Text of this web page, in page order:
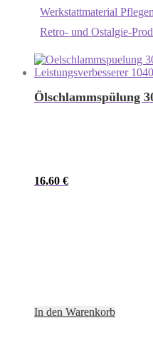
Werkstattmaterial
Retro- und Ostalgie-
Ölschlammspülung
16,60 €
In den Warenkorb